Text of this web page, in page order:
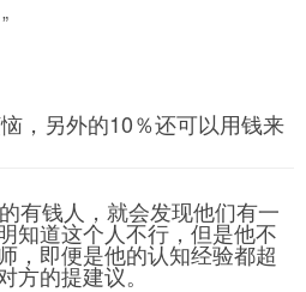
，另外的10％还可以用钱来
有钱人，就会发现他们有一
知道这个人不行，但是他不
，即便是他的认知经验都超
方的提建议。